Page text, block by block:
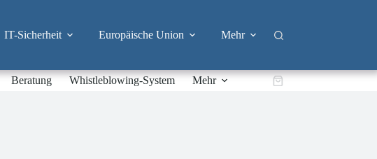
IT-Sicherheit Europäische Union Mehr
Beratung Whistleblowing-System Mehr Warenkorb